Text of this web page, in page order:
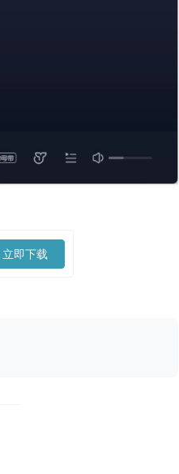
立即下载